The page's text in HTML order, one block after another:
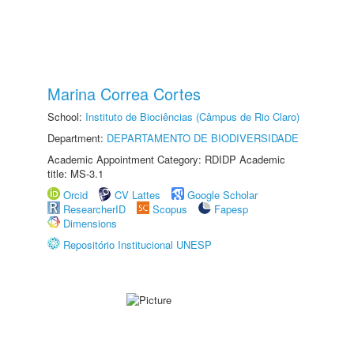
Marina Correa Cortes
School: Instituto de Biociências (Câmpus de Rio Claro)
Department: DEPARTAMENTO DE BIODIVERSIDADE
Academic Appointment Category: RDIDP Academic
title: MS-3.1
Orcid
CV Lattes
Google Scholar
ResearcherID
Scopus
Fapesp
Dimensions
Repositório Institucional UNESP